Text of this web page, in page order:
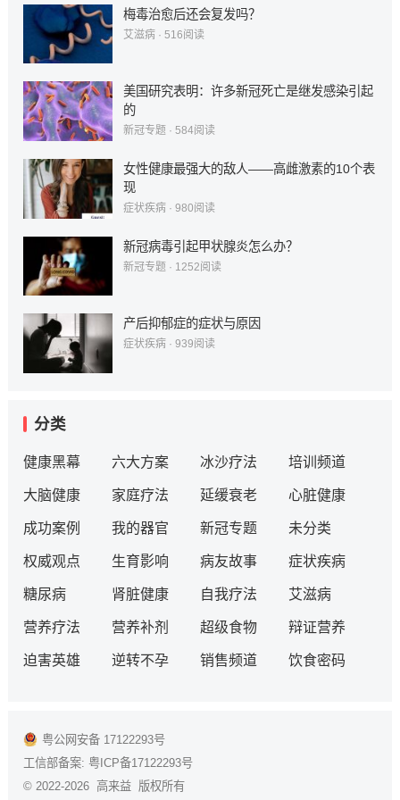
梅毒治愈后还会复发吗？
艾滋病· 516阅读
美国研究表明：许多新冠死亡是继发感染引起
的
新冠专题 · 584阅读
女性健康最强大的敌人——高雌激素的10个表
现
症状疾病· 980阅读
新冠病毒引起甲状腺炎怎么办？
新冠专题· 1252阅读
产后抑郁症的症状与原因
症状疾病· 939阅读
分类
健康黑幕 六大方案 冰沙疗法 培训频道
大脑健康 家庭疗法 延缓衰老 心脏健康
成功案例 我的器官 新冠专题 未分类
权威观点 生育影响 病友故事 症状疾病
糖尿病 肾脏健康 自我疗法 艾滋病
营养疗法 营养补剂 超级食物 辩证营养
迫害英雄 逆转不孕 销售频道 饮食密码
粤公网安备 17122293号
工信部备案: 粤ICP备17122293号
© 2022-2026 高来益 版权所有